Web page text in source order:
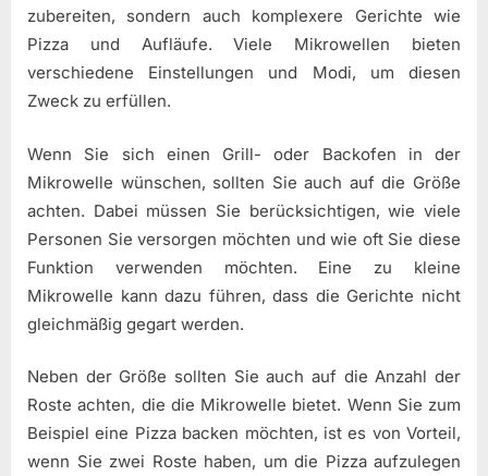
zubereiten, sondern auch komplexere Gerichte wie
Pizza und Aufläufe. Viele Mikrowellen bieten
verschiedene Einstellungen und Modi, um diesen
Zweck zu erfüllen.
Wenn Sie sich einen Grill- oder Backofen in der
Mikrowelle wünschen, sollten Sie auch auf die Größe
achten. Dabei müssen Sie berücksichtigen, wie viele
Personen Sie versorgen möchten und wie oft Sie diese
Funktion verwenden möchten. Eine zu kleine
Mikrowelle kann dazu führen, dass die Gerichte nicht
gleichmäßig gegart werden.
Neben der Größe sollten Sie auch auf die Anzahl der
Roste achten, die die Mikrowelle bietet. Wenn Sie zum
Beispiel eine Pizza backen möchten, ist es von Vorteil,
wenn Sie zwei Roste haben, um die Pizza aufzulegen